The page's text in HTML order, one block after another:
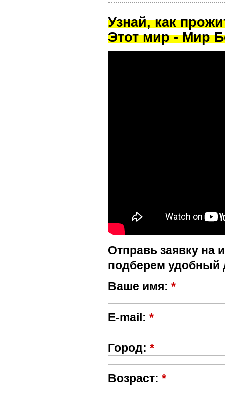
Узнай, как
Этот мир - Мир
Отправь заявку на
подберем удобный
Ваше имя: *
E-mail: *
Город: *
Возраст: *